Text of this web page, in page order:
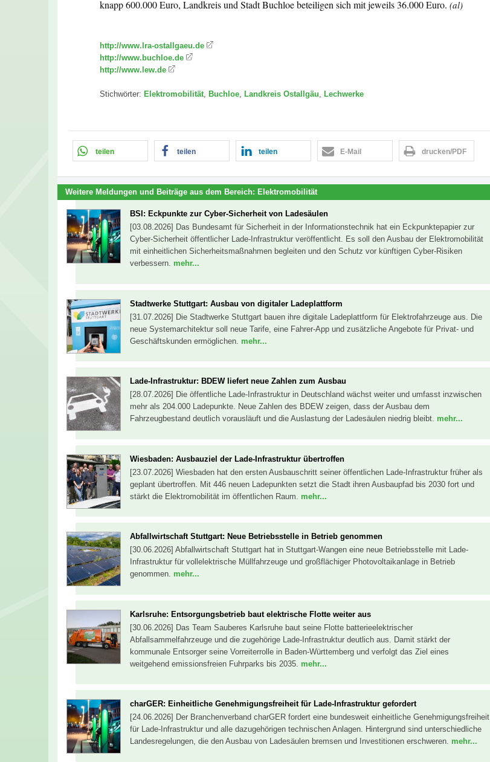
knapp 600.000 Euro, Landkreis und Stadt Buchloe beteiligen sich mit jeweils 36.000 Euro. (al)
http://www.lra-ostallgaeu.de
http://www.buchloe.de
http://www.lew.de
Stichwörter: Elektromobilität Buchloe Landkreis Ostallgäu Lechwerke
teilen teilen teilen E-Mail drucken/PDF
Weitere Meldungen und Beiträge aus dem Bereich: Elektromobilität
BSI: Eckpunkte zur Cyber-Sicherheit von Ladesäulen
[03.08.2026] Das Bundesamt für Sicherheit in der Informationstechnik hat ein Eckpunktepapier zur
Cyber-Sicherheit öffentlicher Lade-Infrastruktur veröffentlicht. Es soll den Ausbau der Elektromobilität
mit einheitlichen Sicherheitsmaßnahmen begleiten und den Schutz vor künftigen Cyber-Risiken
verbessern. mehr...
Stadtwerke Stuttgart: Ausbau von digitaler Ladeplattform
[31.07.2026] Die Stadtwerke Stuttgart bauen ihre digitale Ladeplattform für Elektrofahrzeuge aus. Die
neue Systemarchitektur soll neue Tarife, eine Fahrer-App und zusätzliche Angebote für Privat- und
Geschäftskunden ermöglichen. mehr...
Lade-Infrastruktur: BDEW liefert neue Zahlen zum Ausbau
[28.07.2026] Die öffentliche Lade-Infrastruktur in Deutschland wächst weiter und umfasst inzwischen
mehr als 204.000 Ladepunkte. Neue Zahlen des BDEW zeigen, dass der Ausbau dem
Fahrzeugbestand deutlich vorausläuft und die Auslastung der Ladesäulen niedrig bleibt. mehr...
Wiesbaden: Ausbauziel der Lade-Infrastruktur übertroffen
[23.07.2026] Wiesbaden hat den ersten Ausbauschritt seiner öffentlichen Lade-Infrastruktur früher als
geplant übertroffen. Mit 446 neuen Ladepunkten setzt die Stadt ihren Ausbaupfad bis 2030 fort und
stärkt die Elektromobilität im öffentlichen Raum. mehr...
Abfallwirtschaft Stuttgart: Neue Betriebsstelle in Betrieb genommen
[30.06.2026] Abfallwirtschaft Stuttgart hat in Stuttgart-Wangen eine neue Betriebsstelle mit Lade-
Infrastruktur für vollelektrische Müllfahrzeuge und großflächiger Photovoltaikanlage in Betrieb
genommen. mehr...
Karlsruhe: Entsorgungsbetrieb baut elektrische Flotte weiter aus
[30.06.2026] Das Team Sauberes Karlsruhe baut seine Flotte batterieelektrischer
Abfallsammelfahrzeuge und die zugehörige Lade-Infrastruktur deutlich aus. Damit stärkt der
kommunale Entsorger seine Vorreiterrolle in Baden-Württemberg und verfolgt das Ziel eines
weitgehend emissionsfreien Fuhrparks bis 2035. mehr...
charGER: Einheitliche Genehmigungsfreiheit für Lade-Infrastruktur gefordert
[24.06.2026] Der Branchenverband charGER fordert eine bundesweit einheitliche Genehmigungsfreiheit
für Lade-Infrastruktur und alle dazugehörigen technischen Anlagen. Hintergrund sind unterschiedliche
Landesregelungen, die den Ausbau von Ladesäulen bremsen und Investitionen erschweren. mehr...